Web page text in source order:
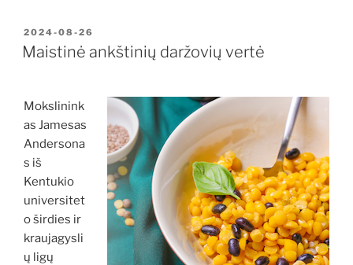
PASKELBTA
2024-08-26
Maistinė ankštinių daržovių vertė
Mokslinink
as Jamesas
Andersona
s iš
Kentukio
universitet
o širdies ir
kraujagysli
ų ligų